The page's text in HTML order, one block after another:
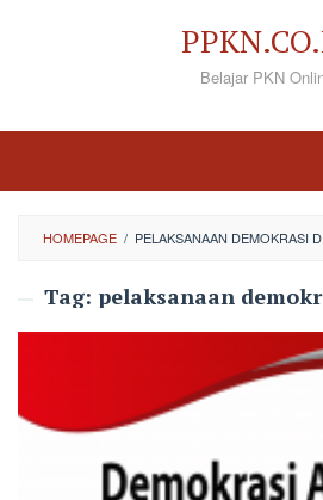
Belajar PKN
HOMEPAGE / PELAKSANAAN DEMOKRASI
Tag: pelaksanaan